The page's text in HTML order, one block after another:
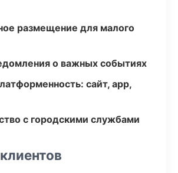
размещение для малого
о важных событиях
сайт, app,
с городскими службами